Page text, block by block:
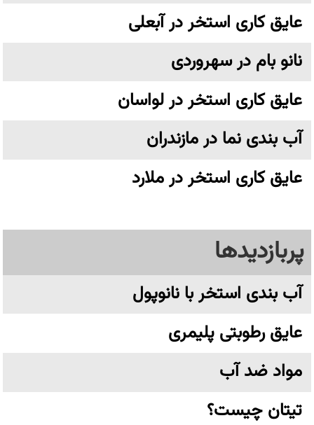
عایق کاری استخر در آبعلی
نانو بام در سهروردی
عایق کاری استخر در لواسان
آب بندی نما در مازندران
عایق کاری استخر در ملارد
پربازدیدها
آب بندی استخر با نانوپول
عایق رطوبتی پلیمری
مواد ضد آب
تیتان چیست؟